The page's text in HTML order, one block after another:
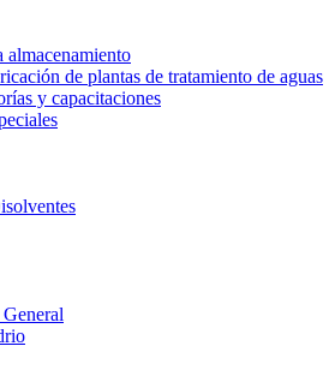
almacenamiento
de plantas de tratamiento de aguas
y capacitaciones